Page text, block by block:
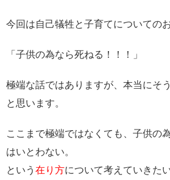
今回は自己犠牲と子育てについてのお
「子供の為なら死ねる！！！」
極端な話ではありますが、本当にそ
と思います。
ここまで極端ではなくても、子供の
はいとわない。
という 在り方について考えていきた